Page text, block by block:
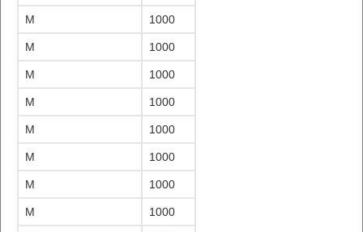
M 1000
M 1000
M 1000
M 1000
M 1000
M 1000
M 1000
M 1000